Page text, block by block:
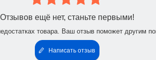
Отзывов ещё нет, станьте первыми!
товара. Ваш отзыв поможет другим
Написать отзыв